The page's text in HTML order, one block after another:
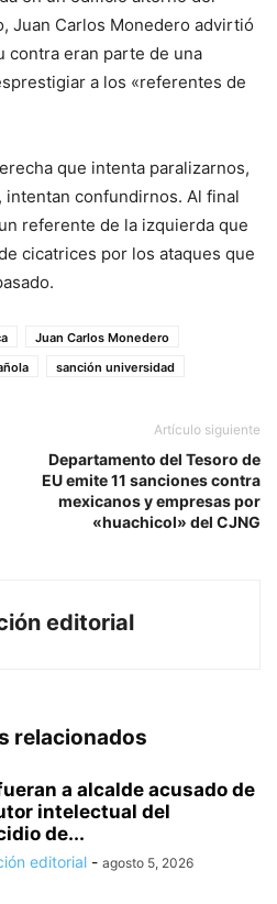
Juan Carlos Monedero advirtió
contra eran parte de una
a los «referentes de
que intenta paralizarnos,
confundirnos. Al final
referente de la izquierda que
cicatrices por los ataques que
Juan Carlos Monedero
sanción universidad
Artículo siguiente
Departamento del Tesoro de
EU emite 11 sanciones contra
mexicanos y empresas por
«huachicol» del CJNG
editorial
relacionados
a alcalde acusado de
intelectual del
de...
editorial - agosto 5, 2026